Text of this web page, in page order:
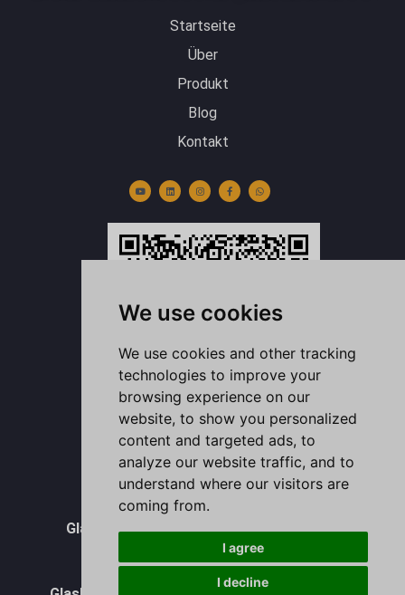
We use cookies
We use cookies and other tracking
technologies to improve your
browsing experience on our
website, to show you personalized
content and targeted ads, to
analyze our website traffic, and to
understand where our visitors are
coming from.
I agree
I decline
Startseite
Über
Produkt
Blog
Kontakt
u
t
u
n
k
e
n
s
t
a
a
m
c
e
b
k
f
a
t
s
p
WhatsAPP
Vorratsbehälter aus Glas
Glasdose Becher mit Deckel Großhandel
Glasbecher Großhandel